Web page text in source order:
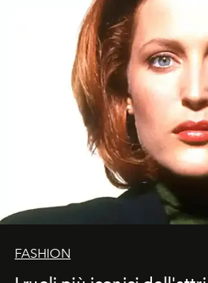
FASHION